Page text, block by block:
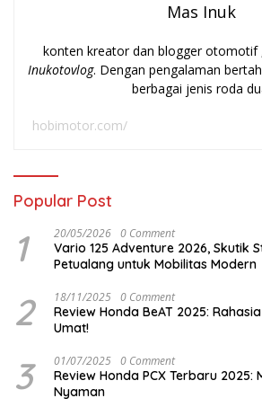
Mas Inuk
konten kreator dan blogger otomotif
Inukotovlog. Dengan pengalaman
berbagai jenis roda
hobimotor.com/
Popular Post
1 20/05/2026 0 Comment
Vario 125 Adventure 2026, Skutik
Petualang untuk Mobilitas Modern
2 18/11/2025 0 Comment
Review Honda BeAT 2025:
Umat!
3 01/07/2025 0 Comment
Review Honda PCX Terbaru 2025:
Nyaman